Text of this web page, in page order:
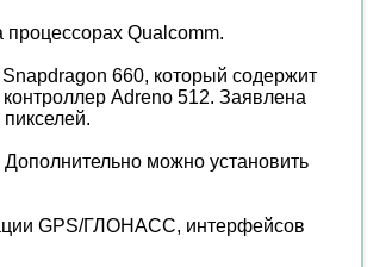
Qualcomm.
660, который содержит
Adreno 512. Заявлена
можно установить
GPS/ГЛОНАСС, интерфейсов